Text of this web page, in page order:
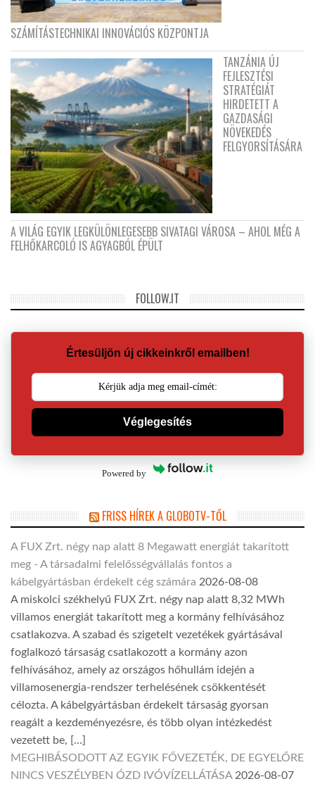
SZÁMÍTÁSTECHNIKAI INNOVÁCIÓS KÖZPONTJA
TANZÁNIA ÚJ
FEJLESZTÉSI
STRATÉGIÁT
HIRDETETT A
GAZDASÁGI
NÖVEKEDÉS
FELGYORSÍTÁSÁRA
A VILÁG EGYIK LEGKÜLÖNLEGESEBB SIVATAGI VÁROSA – AHOL MÉG A
FELHŐKARCOLÓ IS AGYAGBÓL ÉPÜLT
FOLLOW.IT
Értesüljön új cikkeinkről emailben!
Véglegesítés
Powered by
FRISS HÍREK A GLOBOTV-TŐL
A FUX Zrt. négy nap alatt 8 Megawatt energiát takarított
meg - A társadalmi felelősségvállalás fontos a
kábelgyártásban érdekelt cég számára 2026-08-08
A miskolci székhelyű FUX Zrt. négy nap alatt 8,32 MWh
villamos energiát takarított meg a kormány felhívásához
csatlakozva. A szabad és szigetelt vezetékek gyártásával
foglalkozó társaság csatlakozott a kormány azon
felhívásához, amely az országos hőhullám idején a
villamosenergia-rendszer terhelésének csökkentését
célozta. A kábelgyártásban érdekelt társaság gyorsan
reagált a kezdeményezésre, és több olyan intézkedést
vezetett be, […]
MEGHIBÁSODOTT AZ EGYIK FŐVEZETÉK, DE EGYELŐRE
NINCS VESZÉLYBEN ÓZD IVÓVÍZELLÁTÁSA 2026-08-07